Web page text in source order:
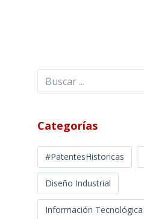
Buscar
Categorías
#PatentesHistoricas
Diseño Industrial
Información Tecnológica